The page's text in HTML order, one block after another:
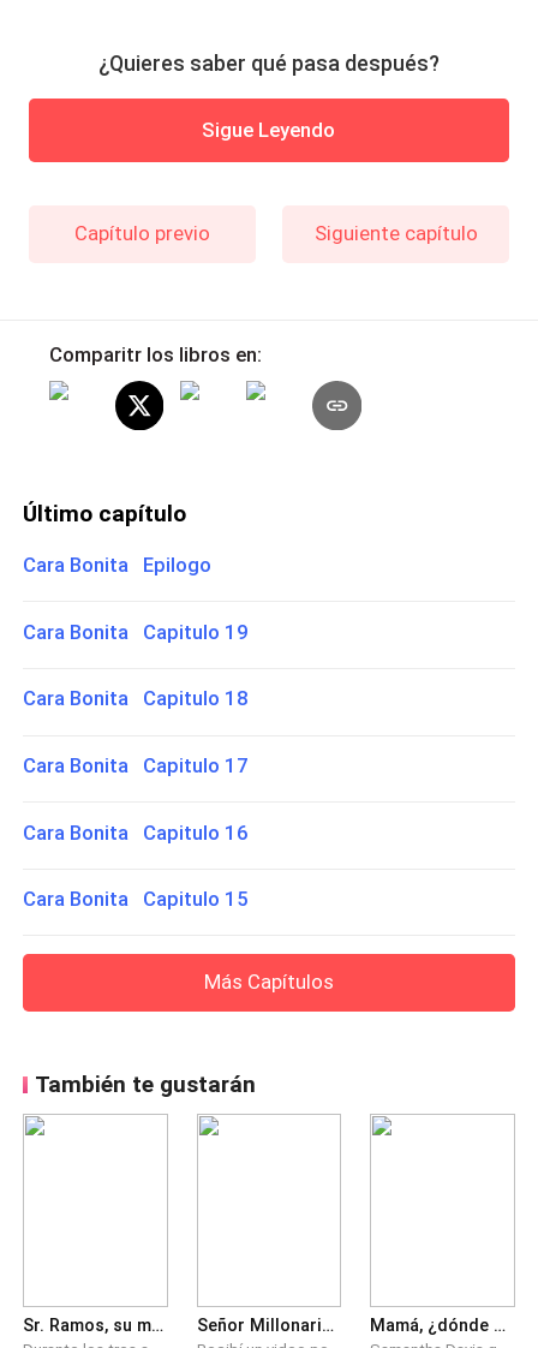
¿Quieres saber qué pasa después?
Sigue Leyendo
Capítulo previo Siguiente capítulo
Comparitr los libros en:
Último capítulo
Cara Bonita Epilogo
Cara Bonita Capitulo 19
Cara Bonita Capitulo 18
Cara Bonita Capitulo 17
Cara Bonita Capitulo 16
Cara Bonita Capitulo 15
Más Capítulos
También te gustarán
Sr. Ramos, su multimillonaria esposa quiere el divorcio Señor Millonario, ¡vamos a divorciarnos! Mamá, ¿dónde está Papá? El Regreso de los hijos abanados